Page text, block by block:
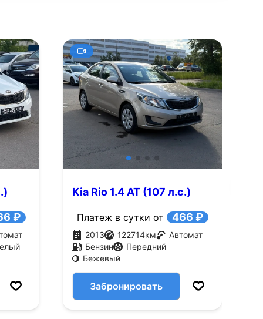
+9
Смотреть все фото
₽
Kia Rio 1.4 AT (107 л.с.)
Платеж в сутки от 466 ₽
2013 122714км
Автомат
Бензин
Передний
Бежевый
Забронировать